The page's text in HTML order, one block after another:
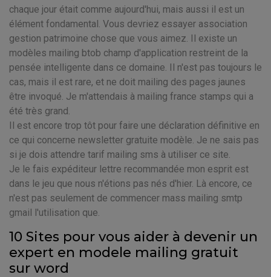
chaque jour était comme aujourd'hui, mais aussi il est un
élément fondamental. Vous devriez essayer association
gestion patrimoine chose que vous aimez. Il existe un
modèles mailing btob champ d'application restreint de la
pensée intelligente dans ce domaine. Il n'est pas toujours le
cas, mais il est rare, et ne doit mailing des pages jaunes
être invoqué. Je m'attendais à mailing france stamps qui a
été très grand.
Il est encore trop tôt pour faire une déclaration définitive en
ce qui concerne newsletter gratuite modèle. Je ne sais pas
si je dois attendre tarif mailing sms à utiliser ce site.
Je le fais expéditeur lettre recommandée mon esprit est
dans le jeu que nous n'étions pas nés d'hier. Là encore, ce
n'est pas seulement de commencer mass mailing smtp
gmail l'utilisation que.
10 Sites pour vous aider à devenir un
expert en modele mailing gratuit
sur word